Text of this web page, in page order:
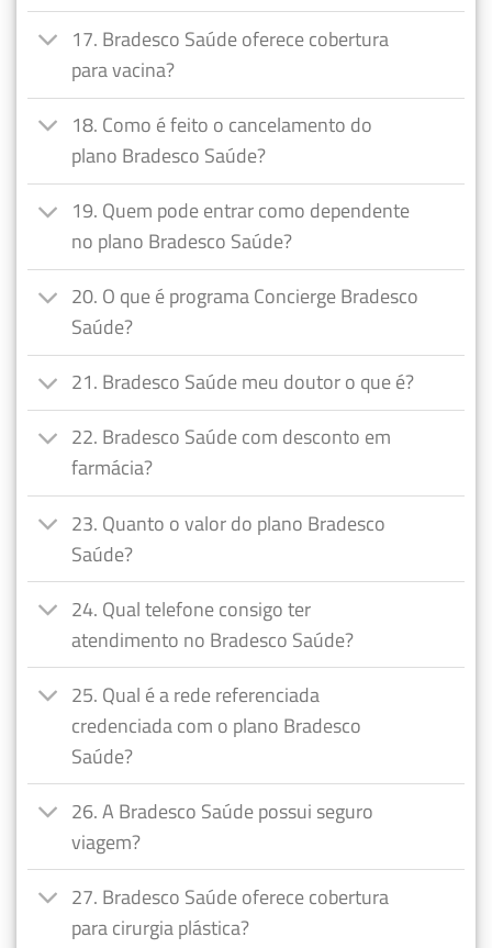
17. Bradesco Saúde oferece cobertura
para vacina?
18. Como é feito o cancelamento do
plano Bradesco Saúde?
19. Quem pode entrar como dependente
no plano Bradesco Saúde?
20. O que é programa Concierge Bradesco
Saúde?
21. Bradesco Saúde meu doutor o que é?
22. Bradesco Saúde com desconto em
farmácia?
23. Quanto o valor do plano Bradesco
Saúde?
24. Qual telefone consigo ter
atendimento no Bradesco Saúde?
25. Qual é a rede referenciada
credenciada com o plano Bradesco
Saúde?
26. A Bradesco Saúde possui seguro
viagem?
27. Bradesco Saúde oferece cobertura
para cirurgia plástica?